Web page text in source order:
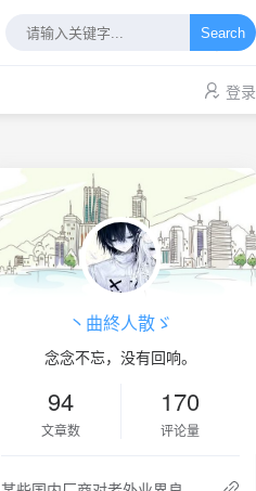
Search
登录
丶曲終人散ゞ
念念不忘，没有回响。
94
文章数
170
评论量